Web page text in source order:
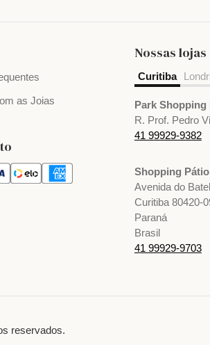
as Joias
Nossas lojas
Curitiba
Park Shopping
R. Prof. Pedro
41 99929-9382
Shopping
Avenida do
Curitiba 80420-
Paraná
Brasil
41 99929-9703
reservados.